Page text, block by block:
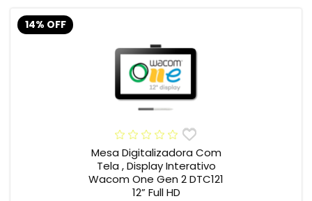
14% OFF
Mesa Digitalizadora Com
Tela , Display Interativo
Wacom One Gen 2 DTC121
12” Full HD